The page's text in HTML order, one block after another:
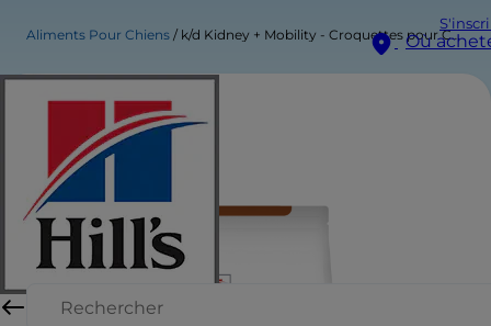
Où
Aliments Pour Chiens k/d Kidney + Mobility - Croquettes pour Chien - Saveur Originale